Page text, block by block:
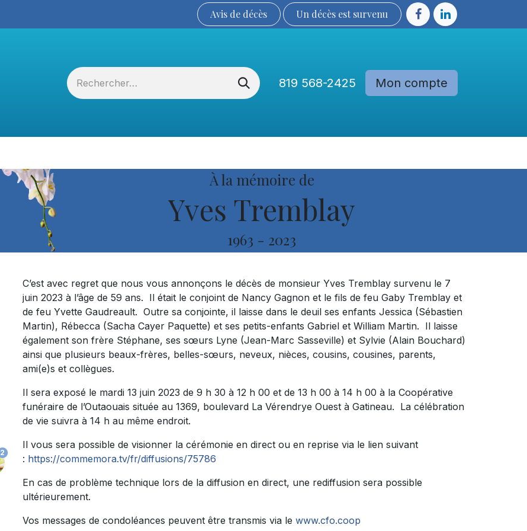
Avis de décès Un décès est sur​​​​​​​​ve​nu​​​​​​​​​​
819 568-2425 Mon compte
À la mémoire de
Yves Tremblay
1963 - 2023
2
C’est avec regret que nous vous annonçons le décès de monsieur Yves Tremblay survenu le 7
juin 2023 à l’âge de 59 ans. Il était le conjoint de Nancy Gagnon et le fils de feu Gaby Tremblay et
de feu Yvette Gaudreault. Outre sa conjointe, il laisse dans le deuil ses enfants Jessica (Sébastien
Martin), Rébecca (Sacha Cayer Paquette) et ses petits-enfants Gabriel et William Martin. Il laisse
également son frère Stéphane, ses sœurs Lyne (Jean-Marc Sasseville) et Sylvie (Alain Bouchard)
ainsi que plusieurs beaux-frères, belles-sœurs, neveux, nièces, cousins, cousines, parents,
ami(e)s et collègues.
Il sera exposé le mardi 13 juin 2023 de 9 h 30 à 12 h 00 et de 13 h 00 à 14 h 00 à la Coopérative
funéraire de l’Outaouais située au 1369, boulevard La Vérendrye Ouest à Gatineau. La célébration
de vie suivra à 14 h au même endroit.
Il vous sera possible de visionner la cérémonie en direct ou en reprise via le lien suivant
: https://commemora.tv/fr/diffusions/75786
En cas de problème technique lors de la diffusion en direct, une rediffusion sera possible
ultérieurement.
Vos messages de condoléances peuvent être transmis via le www.cfo.coop